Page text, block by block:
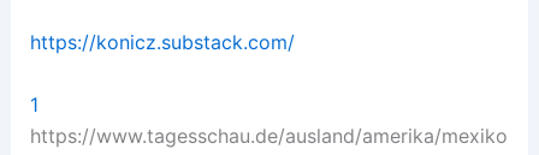
https://konicz.substack.com/
1
https://www.tagesschau.de/ausland/amerika/mexiko